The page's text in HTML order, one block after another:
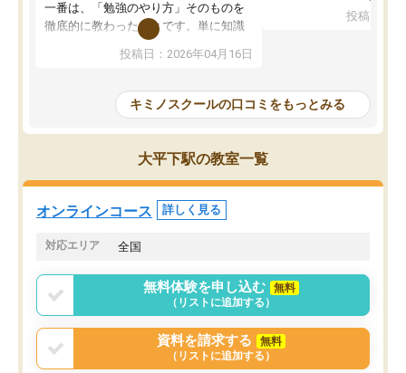
一番は、「勉強のやり方」そのものを
徹底的に教わったことです。単に知識
を詰め込むのではなく、自学自習の習
慣が身につくよう並走してくれるの
はなくなりました。
講師の方との距離も近く、親身なコー
チングのおかげで、停滞期もモチベー
ションを維持できました。「やらされ
る勉強」から「目標のための勉強」へ
意識が変わったことが、目標校への合
投稿日：2026年04月16日
を明確にしてくれるの
の仕方をコーチングして
ルなので、家での学習習
身につきました。結果と
た。自分から学ぶ姿勢を
投稿日：
キミノスクールの口コミをもっとみる
大平下駅の教室一覧
オンラインコース 詳しく見る
対応エリア 全国
無料体験を申し込む
無料
（リストに追加する）
資料を請求する
無料
（リストに追加する）